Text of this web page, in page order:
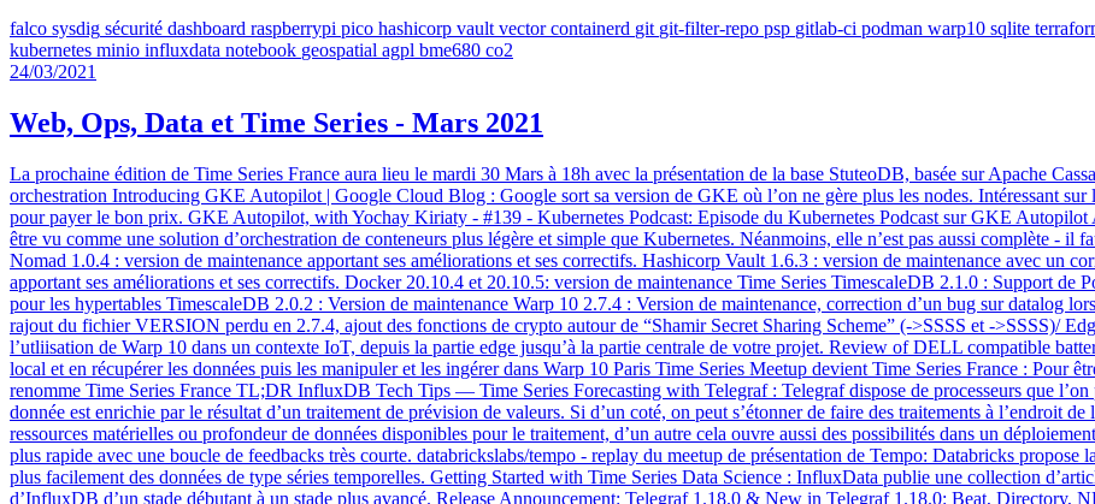
falco sysdig sécurité dashboard raspberrypi pico hashicorp vault vector containerd git git-filter-repo psp gitlab-ci podman warp10 sqlite
kubernetes minio influxdata notebook geospatial agpl bme680 co2
24/03/2021
Web, Ops, Data et Time Series - Mars 2021
La prochaine édition de Time Series France aura lieu le mardi 30 Mars à 18h avec la présentation de la base StuteoDB, basée sur Apache
orchestration Introducing GKE Autopilot | Google Cloud Blog : Google sort sa version de GKE où l’on ne gère plus les nodes. Intéressant sur
pour payer le bon prix. GKE Autopilot, with Yochay Kiriaty - #139 - Kubernetes Podcast: Episode du Kubernetes Podcast sur GKE
être vu comme une solution d’orchestration de conteneurs plus légère et simple que Kubernetes. Néanmoins, elle n’est pas aussi complète - il
Nomad 1.0.4 : version de maintenance apportant ses améliorations et ses correctifs. Hashicorp Vault 1.6.3 : version de maintenance avec un
apportant ses améliorations et ses correctifs. Docker 20.10.4 et 20.10.5: version de maintenance Time Series TimescaleDB 2.1.0 : Support de
pour les hypertables TimescaleDB 2.0.2 : Version de maintenance Warp 10 2.7.4 : Version de maintenance, correction d’un bug sur datalog
rajout du fichier VERSION perdu en 2.7.4, ajout des fonctions de crypto autour de “Shamir Secret Sharing Scheme” (->SSSS et ->SSSS)/
l’utliisation de Warp 10 dans un contexte IoT, depuis la partie edge jusqu’à la partie centrale de votre projet. Review of DELL compatible
local et en récupérer les données puis les manipuler et les ingérer dans Warp 10 Paris Time Series Meetup devient Time Series France : Pour
renomme Time Series France TL;DR InfluxDB Tech Tips — Time Series Forecasting with Telegraf : Telegraf dispose de processeurs que l’on
donnée est enrichie par le résultat d’un traitement de prévision de valeurs. Si d’un coté, on peut s’étonner de faire des traitements à l’endroit
ressources matérielles ou profondeur de données disponibles pour le traitement, d’un autre cela ouvre aussi des possibilités dans un
plus rapide avec une boucle de feedbacks très courte. databrickslabs/tempo - replay du meetup de présentation de Tempo: Databricks
plus facilement des données de type séries temporelles. Getting Started with Time Series Data Science : InfluxData publie une collection
d’InfluxDB d’un stade débutant à un stade plus avancé. Release Announcement: Telegraf 1.18.0 & New in Telegraf 1.18.0: Beat,